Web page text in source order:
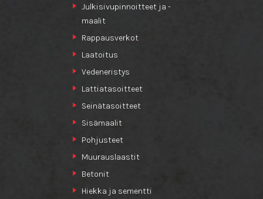
Julkisivupinnoitteet ja -
maalit
Rappausverkot
Laatoitus
Vedeneristys
Lattiatasoitteet
Seinätasoitteet
Sisämaalit
Pohjusteet
Muurauslaastit
Betonit
Hiekka ja sementti